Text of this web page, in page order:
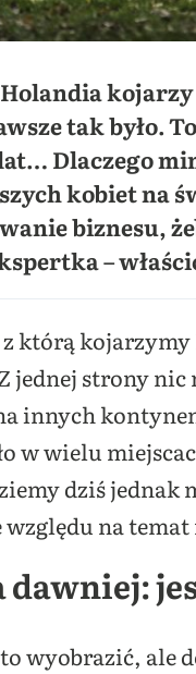
tak było.
Dlaczego
kobiet na
biznesu,
–
z którą
jednej strony
innych
w wielu
dziś
względu na
dawniej:
wyobrazić, ale